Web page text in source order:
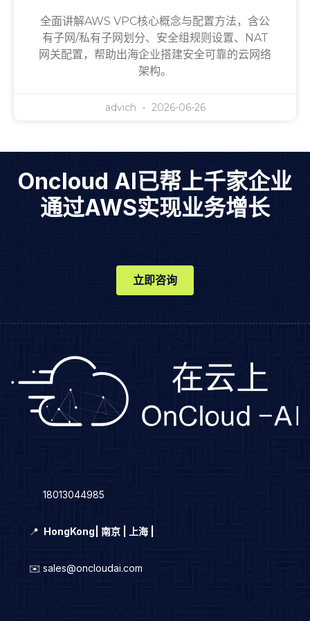
全面讲解AWS VPC核心概念与配置方法，含公
有子网/私有子网划分、安全组规则设置、NAT
网关配置，帮助出海企业搭建安全可靠的云网络
架构。
advich 2026-06-26
Oncloud AI已帮上千家企业
通过AWS实现业务增长
立即咨询
18013044985
📍 HongKong 南京 | 上海 |
✉️ sales@oncloudai.com